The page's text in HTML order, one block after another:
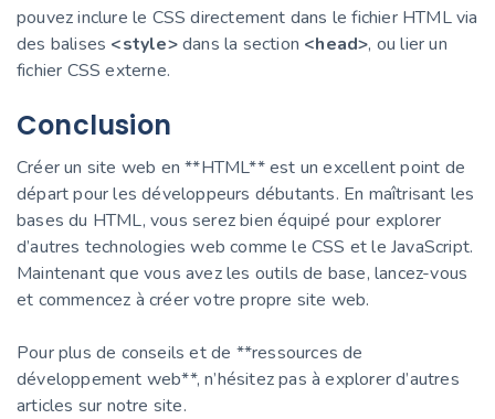
pouvez inclure le CSS directement dans le fichier HTML via
des balises <style>dans la section <head>, ou lier un
fichier CSS externe.
Conclusion
Créer un site web en **HTML** est un excellent point de
départ pour les développeurs débutants. En maîtrisant les
bases du HTML, vous serez bien équipé pour explorer
d’autres technologies web comme le CSS et le JavaScript.
Maintenant que vous avez les outils de base, lancez-vous
et commencez à créer votre propre site web.
Pour plus de conseils et de **ressources de
développement web**, n’hésitez pas à explorer d’autres
articles sur notre site.